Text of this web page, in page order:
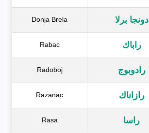
دونجا برلا Donja Brela
راباك Rabac
رادوبوج Radoboj
رازاناك Razanac
راسا Rasa